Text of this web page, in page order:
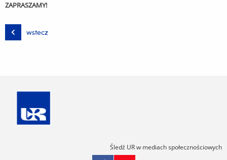
ZAPRASZAMY!
wstecz
Śledź UR w mediach społecznościowych